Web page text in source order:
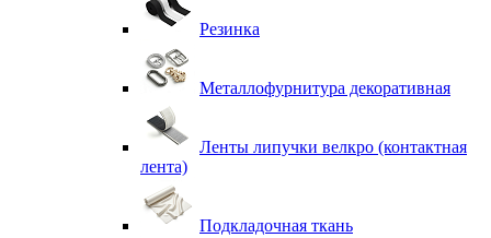
Резинка
Металлофурнитура декоративная
Ленты липучки велкро (контактная
лента)
Подкладочная ткань